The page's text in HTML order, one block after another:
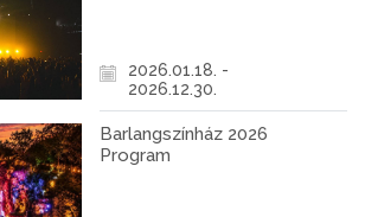
2026.01.18. -
2026.12.30.
Barlangszínház 2026
Program